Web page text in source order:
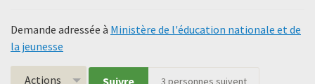
Demande adressée à Ministère de l'éducation nationale et de
la jeunesse
Actions 3 personnes suivent